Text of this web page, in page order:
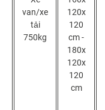
van/xe
tải
750kg
120x
120
cm -
180x
120x
120
cm